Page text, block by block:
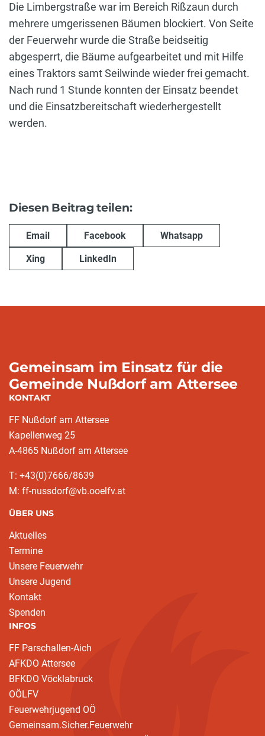
Die Limbergstraße war im Bereich Rißzaun durch
mehrere umgerissenen Bäumen blockiert. Von Seite
der Feuerwehr wurde die Straße beidseitig
abgesperrt, die Bäume aufgearbeitet und mit Hilfe
eines Traktors samt Seilwinde wieder frei gemacht.
Nach rund 1 Stunde konnten der Einsatz beendet
und die Einsatzbereitschaft wiederhergestellt
werden.
Diesen Beitrag teilen:
Email Facebook Whatsapp
Xing LinkedIn
Gemeinsam im Einsatz für die
Gemeinde Nußdorf am Attersee
KONTAKT
FF Nußdorf am Attersee
Kapellenweg 25
A-4865 Nußdorf am Attersee
T: +43(0)7666/8639
M: ff-nussdorf@vb.ooelfv.at
ÜBER UNS
Aktuelles
Termine
Unsere Feuerwehr
Unsere Jugend
Kontakt
Spenden
INFOS
FF Parschallen-Aich
AFKDO Attersee
BFKDO Vöcklabruck
OÖLFV
Feuerwehrjugend OÖ
Gemeinsam.Sicher.Feuerwehr